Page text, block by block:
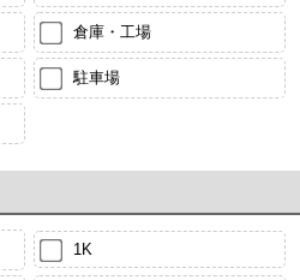
倉庫・工場
駐車場
1K